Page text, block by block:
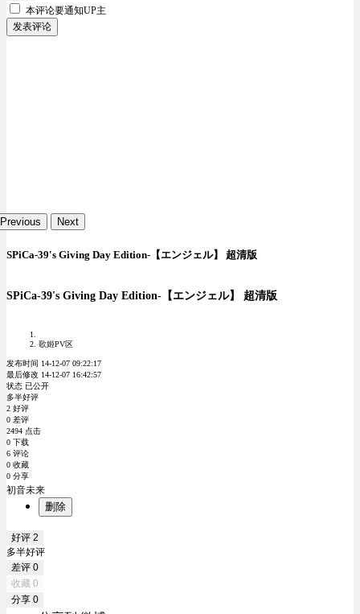
本评论要通知UP主
发表评论
Previous Next
SPiCa-39's Giving Day Edition-【エンジェル】 超清版
SPiCa-39's Giving Day Edition-【エンジェル】 超清版
歌姬PV区
发布时间 14-12-07 09:22:17
最后修改 14-12-07 16:42:57
状态 已公开
多半好评
2 好评
0 差评
2494 点击
0 下载
6 评论
0 收藏
0 分享
初音未来
删除
好评 2
多半好评
差评 0
收藏 0
分享 0